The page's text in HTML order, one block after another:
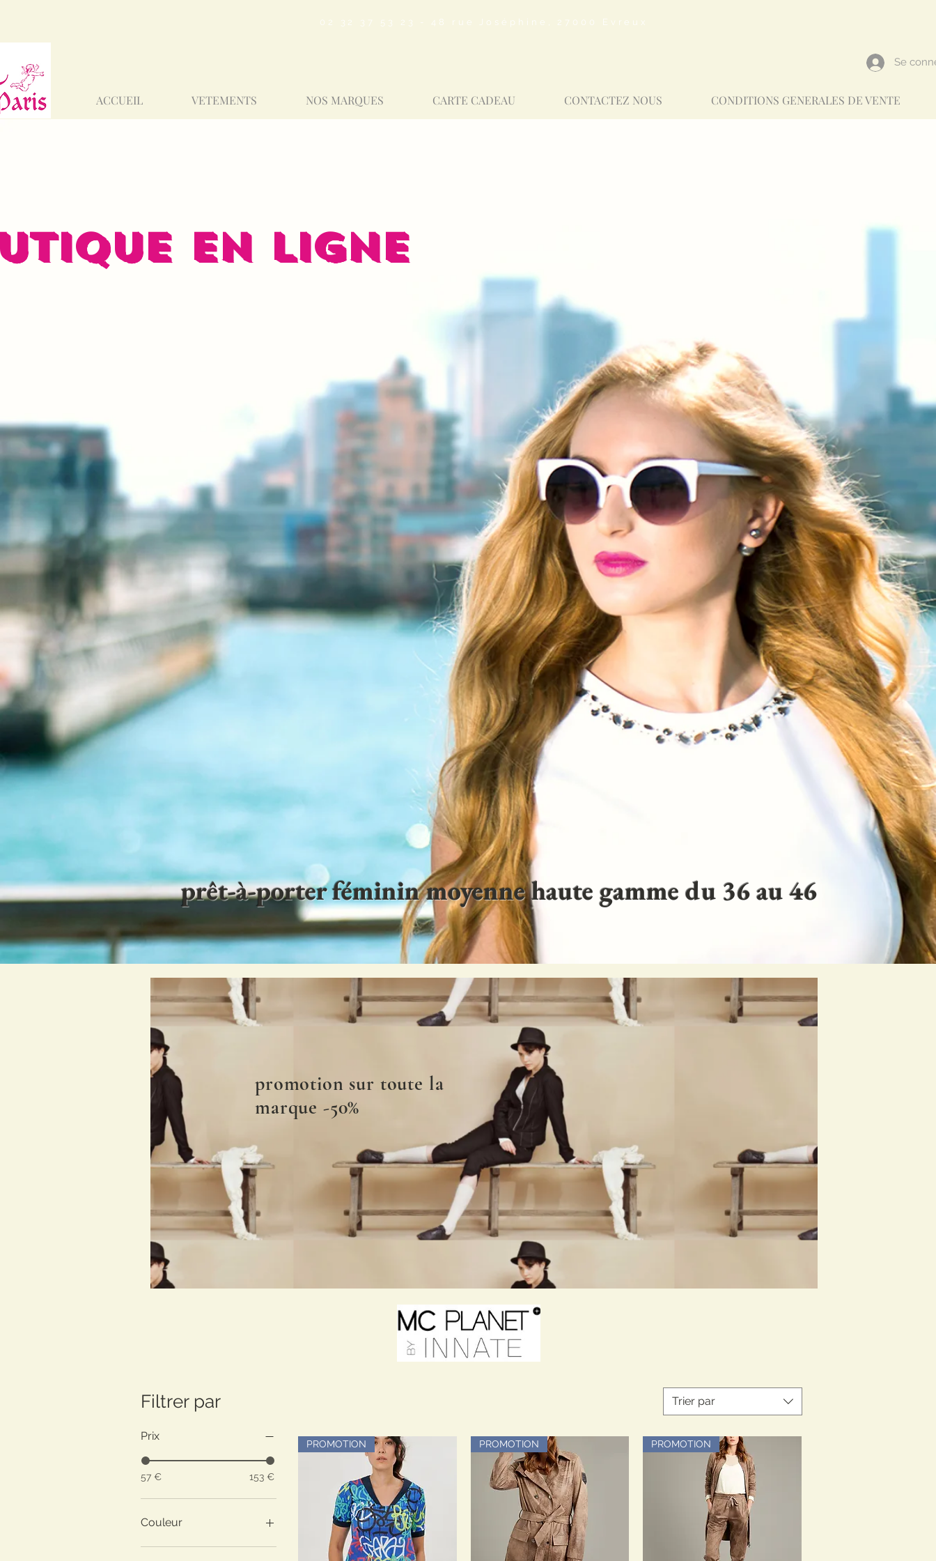
02 32 37 53 23 - 48 rue Joséphine, 27000 Evreux
Se
ACCUEIL VETEMENTS NOS MARQUES CARTE CADEAU CONTACTEZ NOUS CONDITIONS GENERALES DE VENTE
EN LIGNE
prêt-à-porter féminin moyenne haute gamme du 36 au 46
promotion sur toute la
marque -50%
Filtrer par
Prix
57 € 153 €
Couleur
Trier par
PROMOTION PROMOTION PROMOTION